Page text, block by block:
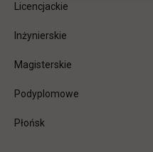
Licencjackie
Inżynierskie
Magisterskie
Podyplomowe
Płońsk